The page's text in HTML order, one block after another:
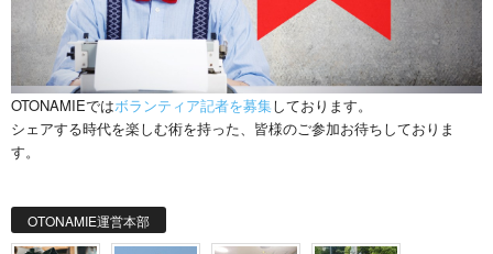
OTONAMIEではボランティア記者を募集しております。
シェアする時代を楽しむ術を持った、皆様のご参加お待ちしておりま
す。
OTONAMIE運営本部